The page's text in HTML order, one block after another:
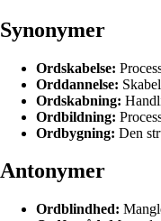
Synonymer
Ordskabelse:
Orddannelse:
Ordskabning:
Ordbildning:
Ordbygning: Den
Antonymer
Ordblindhed: